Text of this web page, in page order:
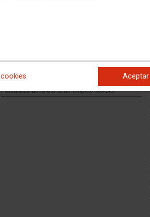
Aceptar
Pantallazo de la oferta de empleo sexista